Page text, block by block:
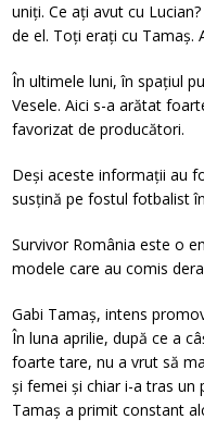
uniți. Ce ați avut cu
de el. Toți erați cu Tamaș.
În ultimele luni, în spațiul
Vesele. Aici s-a arătat
favorizat de producători.
Deși aceste informații au
susțină pe fostul fotbalist
Survivor România este o
modele care au comis
Gabi Tamaș, intens
În luna aprilie, după ce a
foarte tare, nu a vrut să
și femei și chiar i-a tras un
Tamaș a primit constant